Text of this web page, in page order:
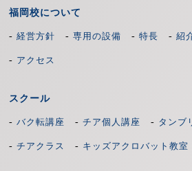
福岡校について
-経営方針 -専用の設備 -特長 -紹
- アクセス
スクール
-バク転講座 -チア個人講座 - タンブ
-チアクラス - キッズアクロバット教室